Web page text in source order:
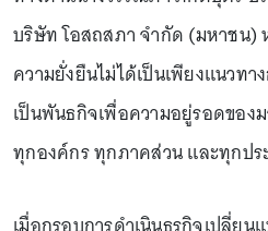
บริษัท โอสถสภา จำกัด (มหาชน)
ความยั่งยืนไม่ได้เป็นเพียงแนวทา
เป็นพันธกิจเพื่อความอยู่รอดขอ
ทุกองค์กร ทุกภาคส่วน และทุกปร